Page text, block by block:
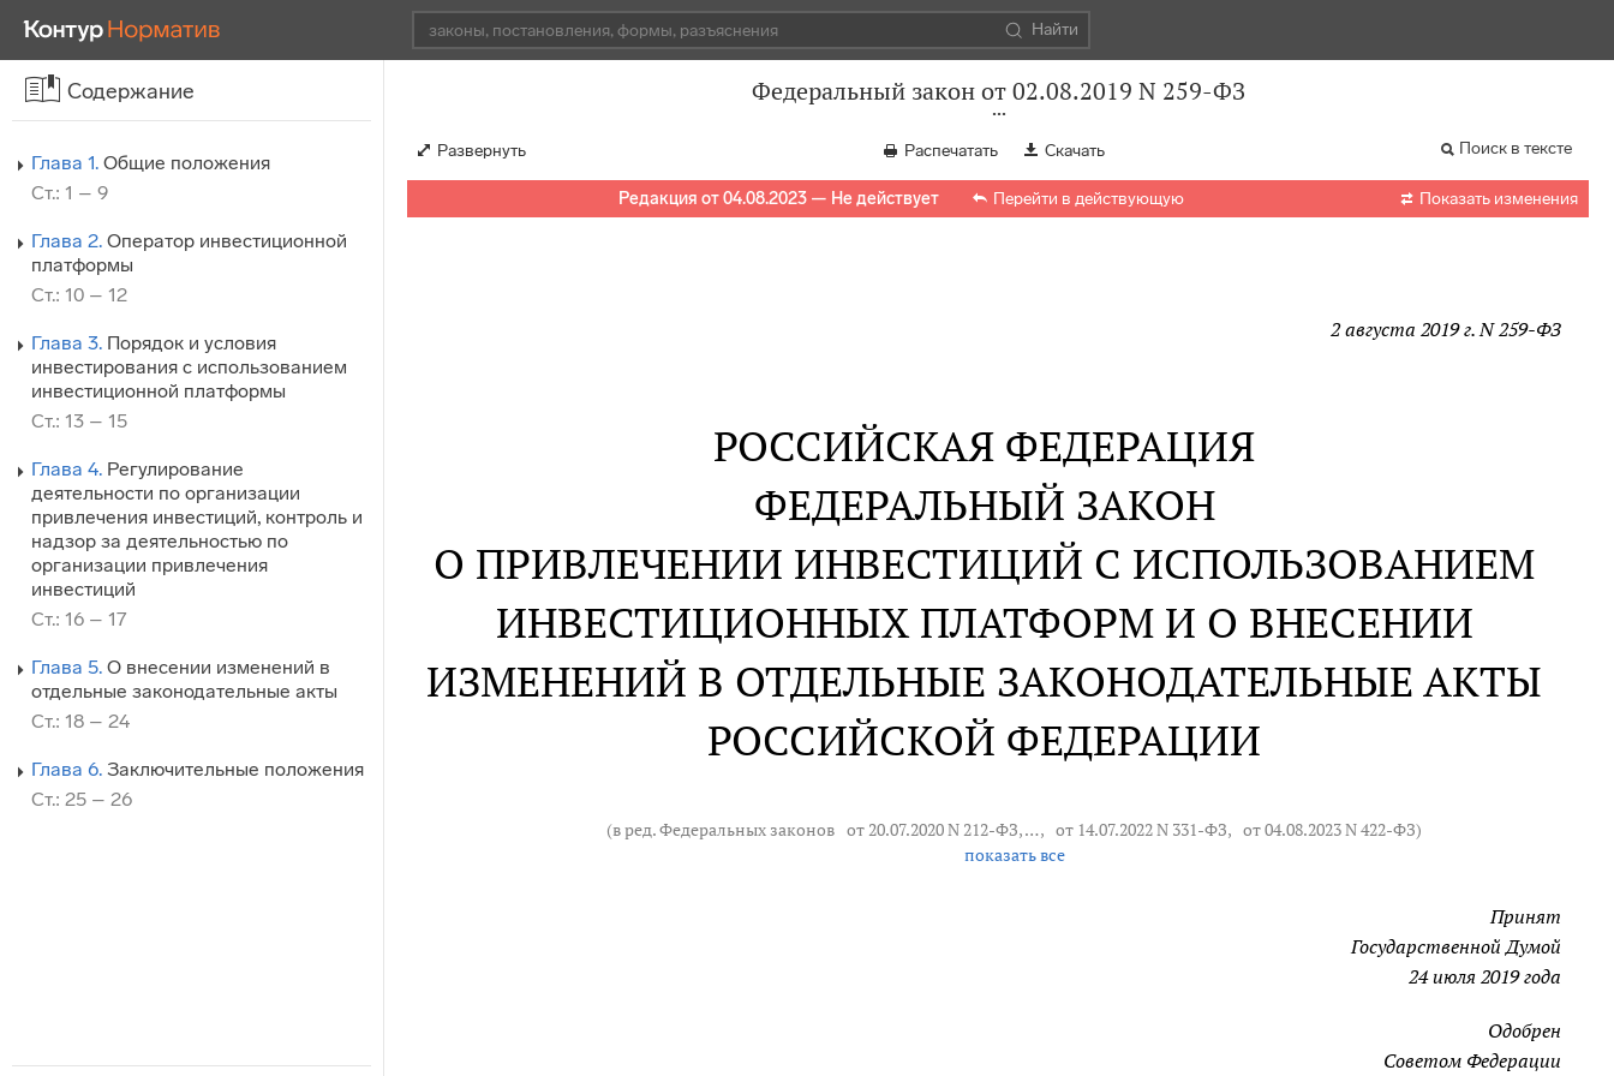
Найти
Содержание
Глава 1. Общие положения
Ст.: 1 – 9
Глава 2. Оператор инвестиционной
платформы
Ст.: 10 – 12
Глава 3. Порядок и условия
инвестирования с использованием
инвестиционной платформы
Ст.: 13 – 15
Глава 4. Регулирование
деятельности по организации
привлечения инвестиций, контроль и
надзор за деятельностью по
организации привлечения
инвестиций
Ст.: 16 – 17
Глава 5. О внесении изменений в
отдельные законодательные акты
Ст.: 18 – 24
Глава 6. Заключительные положения
Ст.: 25 – 26
Федеральный закон от 02.08.2019 N 259-ФЗ
Развернуть Распечатать Скачать Поиск в тексте
Редакция от 04.08.2023 — Не действует Перейти в действующую  Показать изменения
2 августа 2019 г. N 259-ФЗ
РОССИЙСКАЯ ФЕДЕРАЦИЯ
ФЕДЕРАЛЬНЫЙ ЗАКОН
О ПРИВЛЕЧЕНИИ ИНВЕСТИЦИЙ С ИСПОЛЬЗОВАНИЕМ
ИНВЕСТИЦИОННЫХ ПЛАТФОРМ И О ВНЕСЕНИИ
ИЗМЕНЕНИЙ В ОТДЕЛЬНЫЕ ЗАКОНОДАТЕЛЬНЫЕ АКТЫ
РОССИЙСКОЙ ФЕДЕРАЦИИ
(в ред. Федеральных законов от 20.07.2020 N 212-ФЗ, … , от 14.07.2022 N 331-ФЗ, от 04.08.2023 N 422-ФЗ)
показать все
Принят
Государственной Думой
24 июля 2019 года
Одобрен
Советом Федерации